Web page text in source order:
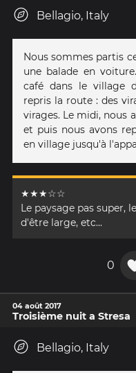
Bellagio, Italy
Nous sommes partis
une balade en
café dans le village
repris la route : des
virages. Le midi, nous
et puis nous avons
en village jusqu'à
★★★☆☆
Le paysage pas super,
d'être large, etc...
0
04 août 2017
Troisième nuit a Stresa
Bellagio, Italy